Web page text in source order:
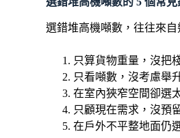
選錯堆高機噸數，往往來自
只算貨物重量，沒把
只看噸數，沒考慮舉
在室內狹窄空間卻選
只顧現在需求，沒預
在戶外不平整地面仍